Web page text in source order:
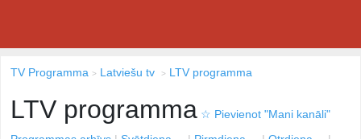
TV Programma Latviešu tv LTV programma
LTV programma ☆ Pievienot "Mani kanāli"